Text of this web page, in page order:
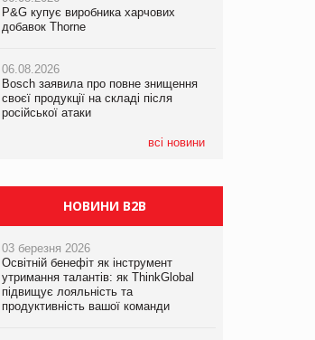
P&G купує виробника харчових
добавок Thorne
06.08.2026
Bosch заявила про повне знищення
своєї продукції на складі після
російської атаки
всі новини
P&G купує виробника харчових
добавок Thorne
06.08.2026
Bosch заявила про повне знищення
своєї продукції на складі після
російської атаки
P&G купує виробника харчових
добавок Thorne
06.08.2026
Bosch заявила про повне знищення
своєї продукції на складі після
російської атаки
НОВИНИ B2B
03 березня 2026
Освітній бенефіт як інструмент
утримання талантів: як ThinkGlobal
підвищує лояльність та
продуктивність вашої команди